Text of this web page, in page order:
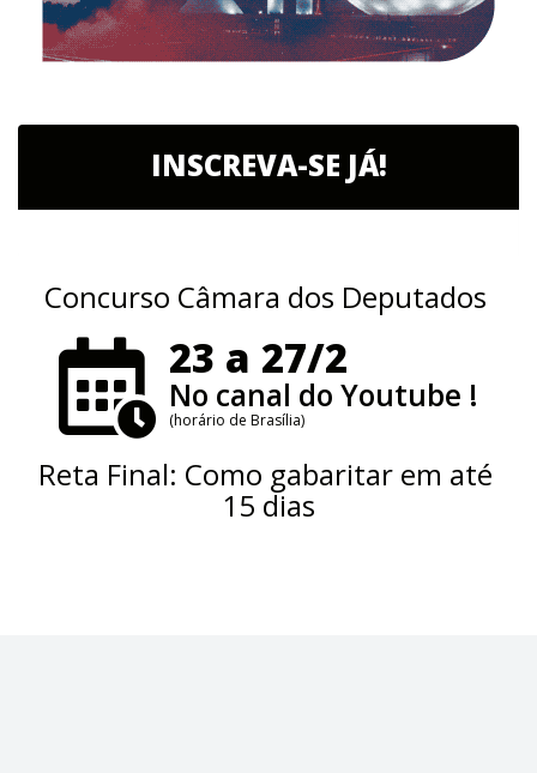
INSCREVA-SE JÁ!
Concurso Câmara dos Deputados
23 a 27/2
No canal do Youtube !
(horário de Brasília)
Reta Final: Como gabaritar em até
15 dias